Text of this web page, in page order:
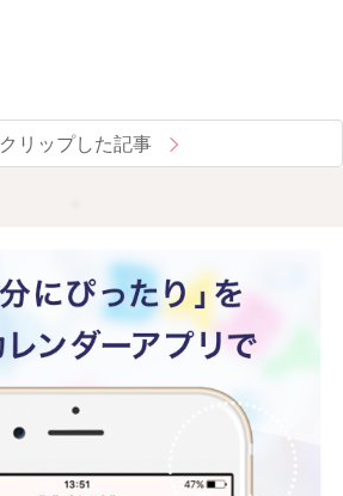
クリップした記事